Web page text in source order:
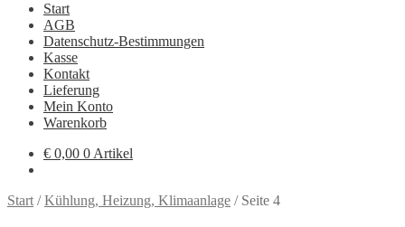
Start
AGB
Datenschutz-Bestimmungen
Kasse
Kontakt
Lieferung
Mein Konto
Warenkorb
€ 0,00 0 Artikel
Start /Kühlung, Heizung, Klimaanlage / Seite 4